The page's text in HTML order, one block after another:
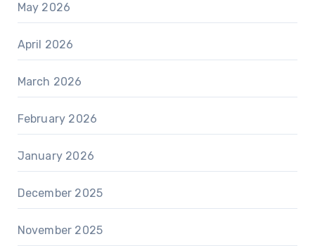
May 2026
April 2026
March 2026
February 2026
January 2026
December 2025
November 2025